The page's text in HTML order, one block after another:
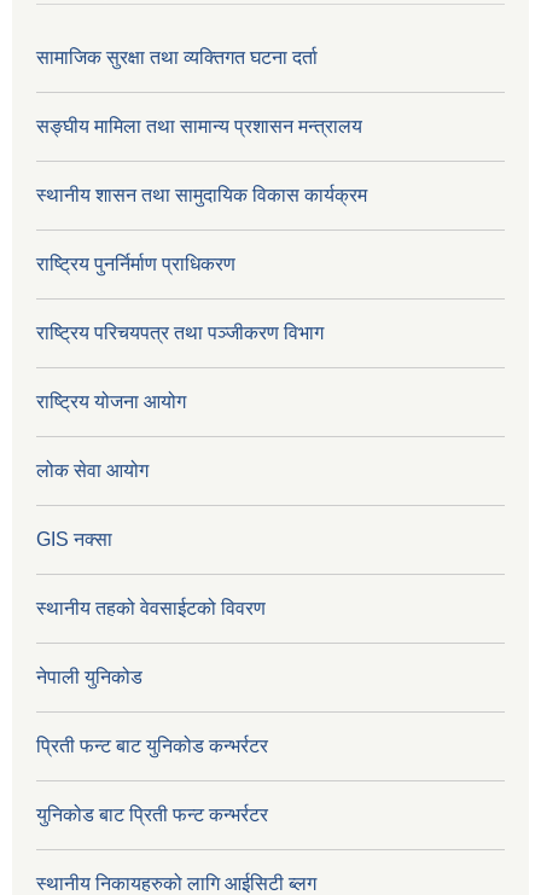
सामाजिक सुरक्षा तथा व्यक्तिगत घटना दर्ता
सङ्घीय मामिला तथा सामान्य प्रशासन मन्त्रालय
स्थानीय शासन तथा सामुदायिक विकास कार्यक्रम
राष्ट्रिय पुनर्निर्माण प्राधिकरण
राष्ट्रिय परिचयपत्र तथा पञ्जीकरण विभाग
राष्ट्रिय योजना आयोग
लोक सेवा आयोग
GIS नक्सा
स्थानीय तहको वेवसाईटको विवरण
नेपाली युनिकोड
प्रिती फन्ट बाट युनिकोड कन्भर्रटर
युनिकोड बाट प्रिती फन्ट कन्भर्रटर
स्थानीय निकायहरुको लागि आईसिटी ब्लग